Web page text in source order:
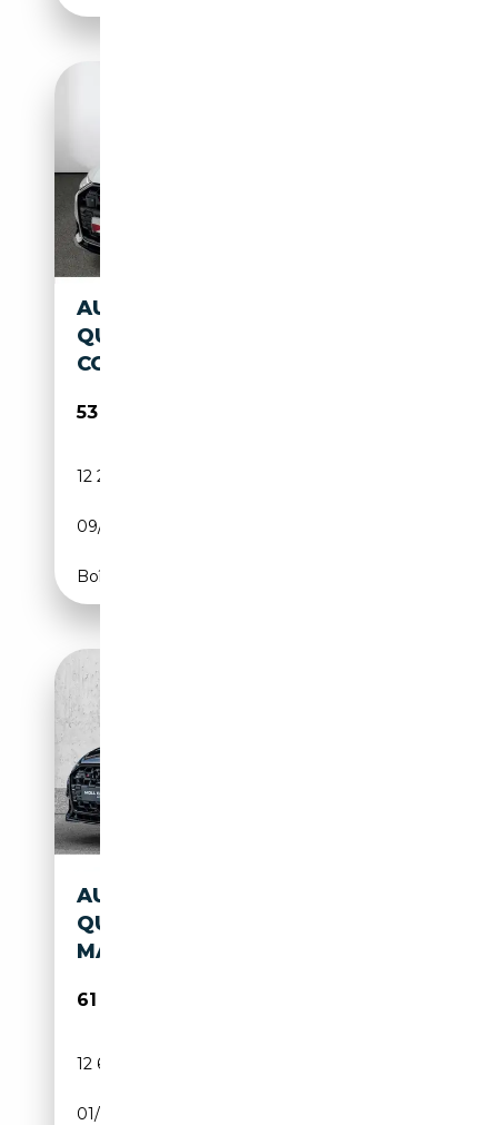
AUDI S6 AVANT 3.0 TDI
QUATTRO ACC B&O DIGI-
COCKPIT
53 780€
12 200 km
09/2024
Boîte automatique
AUDI S6 AVANT 55 TDI
QUATTRO TIPTRONIC
MATRIX*AHK
61 230€
12 640 km
01/2025